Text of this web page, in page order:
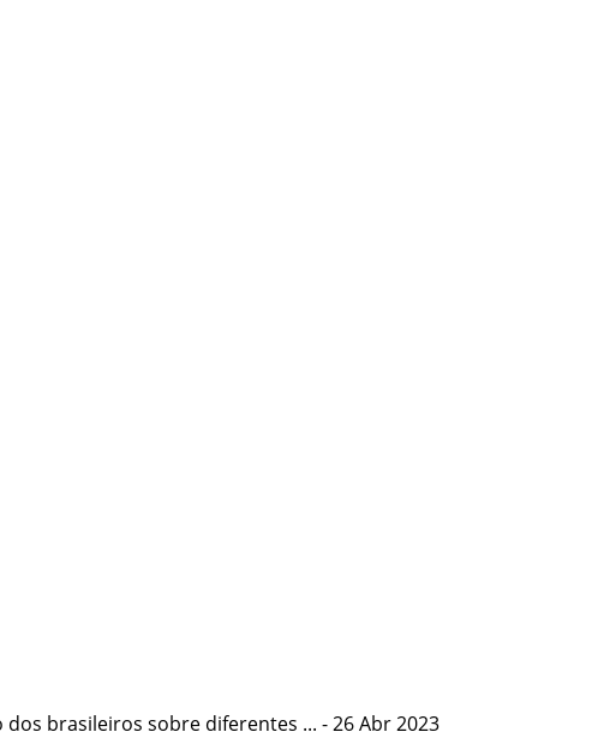
dos brasileiros sobre diferentes ... - 26 Abr 2023